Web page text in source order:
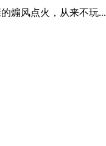
煽风点火，从来不玩...